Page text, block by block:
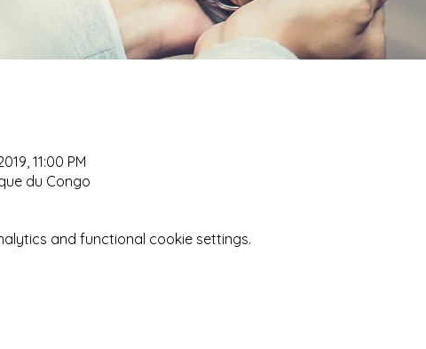
11:00 PM
du Congo
and functional cookie settings.